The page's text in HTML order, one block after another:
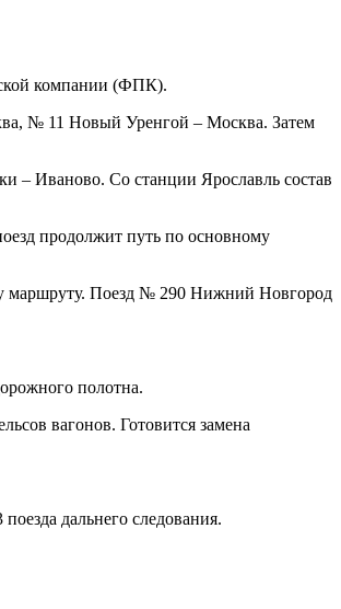
компании (ФПК).
№ 11 Новый Уренгой – Москва. Затем
– Иваново. Со станции Ярославль состав
продолжит путь по основному
маршруту. Поезд № 290 Нижний Новгород
полотна.
вагонов. Готовится замена
дальнего следования.